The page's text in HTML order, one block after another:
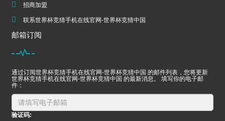
招商加盟
联系世界杯竞猜手机在线官网-世界杯竞猜中国
邮箱订阅
通过订阅世界杯竞猜手机在线官网-世界杯竞猜中国 的邮件列表，您将更新
世界杯竞猜手机在线官网-世界杯竞猜中国 的最新消息。 填写你的电子邮
件：
验证码: